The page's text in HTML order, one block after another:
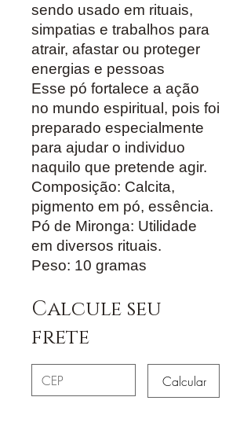
sendo usado em rituais,
simpatias e trabalhos para
atrair, afastar ou proteger
energias e pessoas
Esse pó fortalece a ação
no mundo espiritual, pois foi
preparado especialmente
para ajudar o individuo
naquilo que pretende agir.
Composição: Calcita,
pigmento em pó, essência.
Pó de Mironga: Utilidade
em diversos rituais.
Peso: 10 gramas
Calcule seu
frete
Calcular